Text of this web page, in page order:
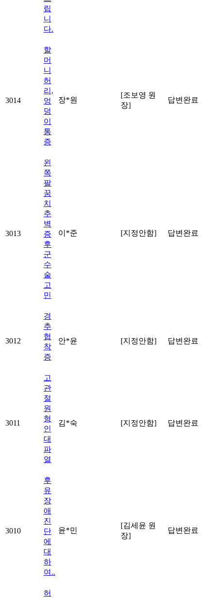
립
니
다.
3014
할
머
니
허
리,
엉
덩
이
통
증
장*원
[조보영 원
장]
답변완료
3013
왼
쪽
팔
꿈
치
추
벽
증
후
군
수
술
고
민
이*준 [지정안함] 답변완료
3012
경
추
협
착
증
안*윤 [지정안함] 답변완료
3011
고
관
절
원
형
인
대
파
열
김*숙 [지정안함] 답변완료
3010
후
유
장
애
진
단
에
대
하
여..
윤*민
[김세윤 원
장]
답변완료
허